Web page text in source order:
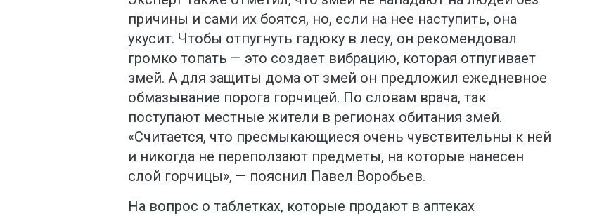
причины и сами их боятся, но, если на нее наступить, она
укусит. Чтобы отпугнуть гадюку в лесу, он рекомендовал
громко топать — это создает вибрацию, которая отпугивает
змей. А для защиты дома от змей он предложил ежедневное
обмазывание порога горчицей. По словам врача, так
поступают местные жители в регионах обитания змей.
«Считается, что пресмыкающиеся очень чувствительны к ней
и никогда не переползают предметы, на которые нанесен
слой горчицы», — пояснил Павел Воробьев.
На вопрос о таблетках, которые продают в аптеках